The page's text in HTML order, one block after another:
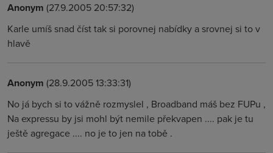
Anonym (27.9.2005 20:57:32)
Karle umíš snad číst tak si porovnej nabídky a srovnej si to v
hlavě
Anonym (28.9.2005 13:33:31)
No já bych si to vážně rozmyslel , Broadband máš bez FUPu ,
Na expressu by jsi mohl být nemile překvapen .... pak je tu
ještě agregace .... no je to jen na tobě .